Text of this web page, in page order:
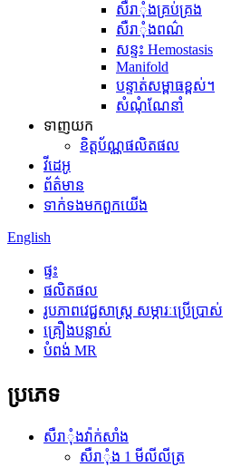
សឺរាុំងគ្រប់គ្រង
សឺរាុំងពណ៌
សន្ទះ Hemostasis
Manifold
បន្ទាត់សម្ពាធខ្ពស់។
សំណុំណែនាំ
ទាញយក
ខិត្តប័ណ្ណផលិតផល
វីដេអូ
ព័ត៌មាន
ទាក់ទង​មក​ពួក​យើង
English
ផ្ទះ
ផលិតផល
រូបភាពវេជ្ជសាស្ត្រ សម្ភារៈប្រើប្រាស់
គ្រឿងបន្លាស់
បំពង់ MR
ប្រភេទ
សឺរាុំងវ៉ាក់សាំង
សឺរាុំង 1 មីលីលីត្រ